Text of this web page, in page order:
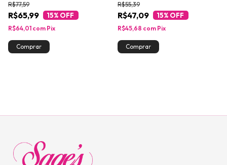
R$65,99
R$77,59
15% OFF
R$64,01 com Pix
R$47,09
R$55,39
15% OFF
R$45,68 com Pix